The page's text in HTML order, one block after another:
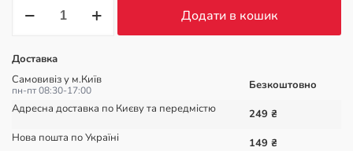
Inject
поліуретанова
піна
з
4000%
кількість
Додати в кошик
Доставка
Самовивіз у м.Київ
пн-пт 08:30-17:00
Безкоштовно
Адресна доставка по Києву та передмістю
249 ₴
Нова пошта по Україні
149 ₴